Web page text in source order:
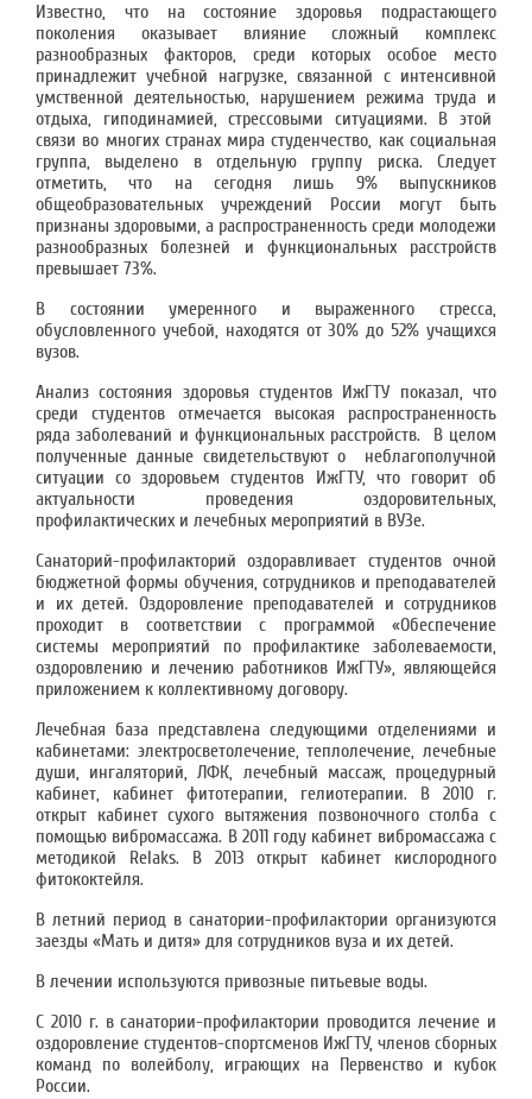
Известно, что на состояние здоровья подрастающего
поколения оказывает влияние сложный комплекс
разнообразных факторов, среди которых особое место
принадлежит учебной нагрузке, связанной с интенсивной
умственной деятельностью, нарушением режима труда и
отдыха, гиподинамией, стрессовыми ситуациями. В этой
связи во многих странах мира студенчество, как социальная
группа, выделено в отдельную группу риска. Следует
отметить, что на сегодня лишь 9% выпускников
общеобразовательных учреждений России могут быть
признаны здоровыми, а распространенность среди молодежи
разнообразных болезней и функциональных расстройств
превышает 73%.
В состоянии умеренного и выраженного стресса,
обусловленного учебой, находятся от 30% до 52% учащихся
вузов.
Анализ состояния здоровья студентов ИжГТУ показал, что
среди студентов отмечается высокая распространенность
ряда заболеваний и функциональных расстройств. В целом
полученные данные свидетельствуют о неблагополучной
ситуации со здоровьем студентов ИжГТУ, что говорит об
актуальности проведения оздоровительных,
профилактических и лечебных мероприятий в ВУЗе.
Санаторий-профилакторий оздоравливает студентов очной
бюджетной формы обучения, сотрудников и преподавателей
и их детей. Оздоровление преподавателей и сотрудников
проходит в соответствии с программой «Обеспечение
системы мероприятий по профилактике заболеваемости,
оздоровлению и лечению работников ИжГТУ», являющейся
приложением к коллективному договору.
Лечебная база представлена следующими отделениями и
кабинетами: электросветолечение, теплолечение, лечебные
души, ингаляторий, ЛФК, лечебный массаж, процедурный
кабинет, кабинет фитотерапии, гелиотерапии. В 2010 г.
открыт кабинет сухого вытяжения позвоночного столба с
помощью вибромассажа. В 2011 году кабинет вибромассажа с
методикой Relaks. В 2013 открыт кабинет кислородного
фитококтейля.
В летний период в санатории-профилактории организуются
заезды «Мать и дитя» для сотрудников вуза и их детей.
В лечении используются привозные питьевые воды.
С 2010 г. в санатории-профилактории проводится лечение и
оздоровление студентов-спортсменов ИжГТУ, членов сборных
команд по волейболу, играющих на Первенство и кубок
России.